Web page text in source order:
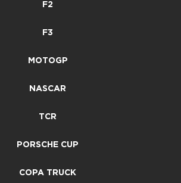
F2
F3
MOTOGP
NASCAR
TCR
PORSCHE CUP
COPA TRUCK